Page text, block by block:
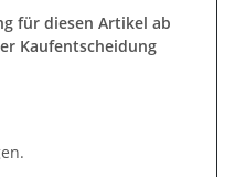
für diesen Artikel ab
Kaufentscheidung